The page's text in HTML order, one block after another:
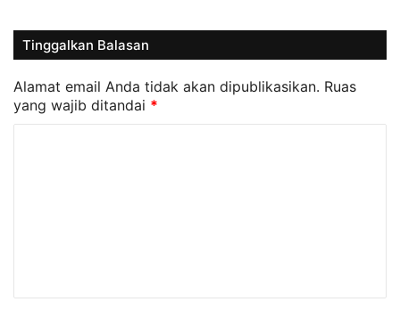
Tinggalkan Balasan
Alamat email Anda tidak akan dipublikasikan. Ruas
yang wajib ditandai *
a